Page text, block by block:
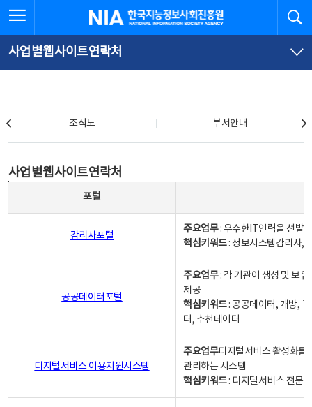
문
로
가
체
뉴
바
가
한국지능정보사회진흥원
사업별웹사이트연락처
조직도 부서안내
사업별웹사이트연락처
포털
감리사포털
주요업무: 우수한IT인력을 선발
핵심키워드: 정보시스템감리사,
공공데이터포털
주요업무: 각 기관이 생성 및 보
제공
핵심키워드: 공공데이터, 개방,
터, 추천데이터
디지털서비스 이용지원시스템
주요업무디지털서비스 활성화를
관리하는 시스템
핵심키워드: 디지털서비스 전문